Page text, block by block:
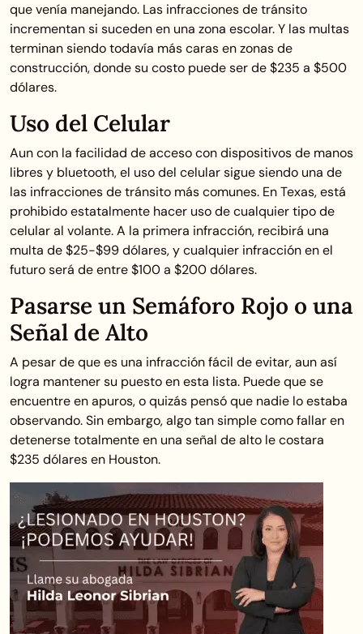
que venía manejando. Las infracciones de tránsito
incrementan si suceden en una zona escolar. Y las multas
terminan siendo todavía más caras en zonas de
construcción, donde su costo puede ser de $235 a $500
dólares.
Uso del Celular
Aun con la facilidad de acceso con dispositivos de manos
libres y bluetooth, el uso del celular sigue siendo una de
las infracciones de tránsito más comunes. En Texas, está
prohibido estatalmente hacer uso de cualquier tipo de
celular al volante. A la primera infracción, recibirá una
multa de $25-$99 dólares, y cualquier infracción en el
futuro será de entre $100 a $200 dólares.
Pasarse un Semáforo Rojo o una
Señal de Alto
A pesar de que es una infracción fácil de evitar, aun así
logra mantener su puesto en esta lista. Puede que se
encuentre en apuros, o quizás pensó que nadie lo estaba
observando. Sin embargo, algo tan simple como fallar en
detenerse totalmente en una señal de alto le costara
$235 dólares en Houston.